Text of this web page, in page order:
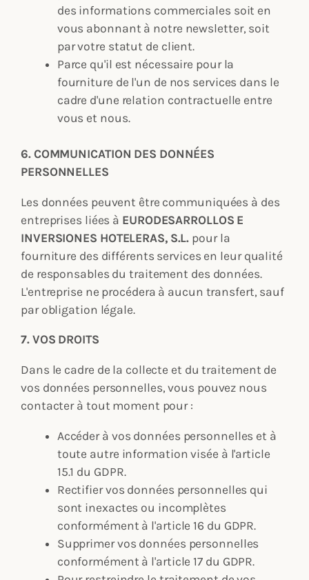
des informations commerciales soit en
vous abonnant à notre newsletter, soit
par votre statut de client.
Parce qu'il est nécessaire pour la
fourniture de l'un de nos services dans le
cadre d'une relation contractuelle entre
vous et nous.
6. COMMUNICATION DES DONNÉES
PERSONNELLES
Les données peuvent être communiquées à des
entreprises liées à EURODESARROLLOS E
INVERSIONES HOTELERAS, S.L. pour la
fourniture des différents services en leur qualité
de responsables du traitement des données.
L'entreprise ne procédera à aucun transfert, sauf
par obligation légale.
7. VOS DROITS
Dans le cadre de la collecte et du traitement de
vos données personnelles, vous pouvez nous
contacter à tout moment pour :
Accéder à vos données personnelles et à
toute autre information visée à l'article
15.1 du GDPR.
Rectifier vos données personnelles qui
sont inexactes ou incomplètes
conformément à l'article 16 du GDPR.
Supprimer vos données personnelles
conformément à l'article 17 du GDPR.